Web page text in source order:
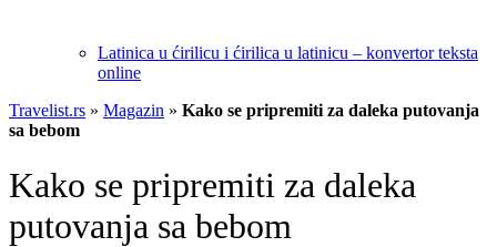
Latinica u ćirilicu i ćirilica u latinicu – konvertor teksta
online
Travelist.rs » Magazin » Kako se pripremiti za daleka putovanja
sa bebom
Kako se pripremiti za daleka
putovanja sa bebom